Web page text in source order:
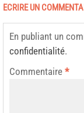
ECRIRE UN
En publiant un
confidentialité.
Commentaire *